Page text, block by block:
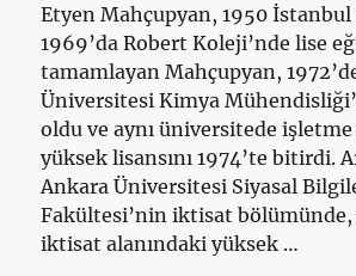
Etyen Mahçupyan, 1950
1969’da Robert Koleji’nde lise
tamamlayan Mahçupyan,
Üniversitesi Kimya
oldu ve aynı üniversitede işletme
yüksek lisansını 1974’te bitirdi.
Ankara Üniversitesi Siyasal
Fakültesi’nin iktisat bölümünde,
iktisat alanındaki yüksek …